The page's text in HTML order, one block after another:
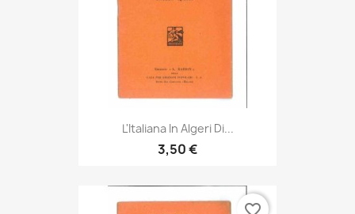
L'Italiana In Algeri Di...
3,50 €
favorite_border